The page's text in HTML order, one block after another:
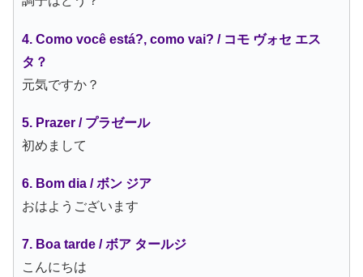
4. Como você está?, como vai? / コモ ヴォセ エス
タ？
元気ですか？
5. Prazer / プラゼール
初めまして
6. Bom dia / ボン ジア
おはようございます
7. Boa tarde / ボア タールジ
こんにちは